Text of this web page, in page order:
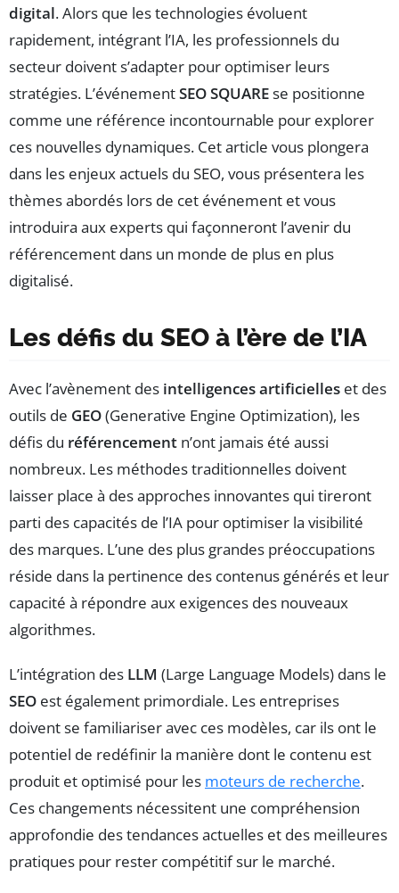
digital. Alors que les technologies évoluent
rapidement, intégrant l’IA, les professionnels du
secteur doivent s’adapter pour optimiser leurs
stratégies. L’événementSEO SQUAREse positionne
comme une référence incontournable pour explorer
ces nouvelles dynamiques. Cet article vous plongera
dans les enjeux actuels du SEO, vous présentera les
thèmes abordés lors de cet événement et vous
introduira aux experts qui façonneront l’avenir du
référencement dans un monde de plus en plus
digitalisé.
Les défis du SEO à l’ère de l’IA
Avec l’avènement des intelligences artificielles et des
outils de GEO(Generative Engine Optimization), les
défis du référencement n’ont jamais été aussi
nombreux. Les méthodes traditionnelles doivent
laisser place à des approches innovantes qui tireront
parti des capacités de l’IA pour optimiser la visibilité
des marques. L’une des plus grandes préoccupations
réside dans la pertinence des contenus générés et leur
capacité à répondre aux exigences des nouveaux
algorithmes.
L’intégration des LLM (Large Language Models) dans le
SEO est également primordiale. Les entreprises
doivent se familiariser avec ces modèles, car ils ont le
potentiel de redéfinir la manière dont le contenu est
produit et optimisé pour les moteurs de recherche.
Ces changements nécessitent une compréhension
approfondie des tendances actuelles et des meilleures
pratiques pour rester compétitif sur le marché.